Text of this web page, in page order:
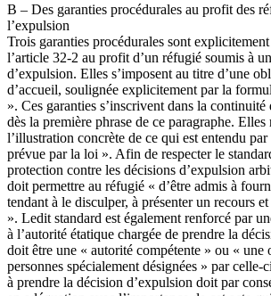
B – Des garanties procédurales au profit des
l’expulsion
Trois garanties procédurales sont
l’article 32-2 au profit d’un réfugié soumis à
d’expulsion. Elles s’imposent au titre d’une
d’accueil, soulignée explicitement par la
». Ces garanties s’inscrivent dans la
dès la première phrase de ce paragraphe. Elles
l’illustration concrète de ce qui est entendu
prévue par la loi ». Afin de respecter le
protection contre les décisions d’expulsion
doit permettre au réfugié « d’être admis à
tendant à le disculper, à présenter un recours
». Ledit standard est également renforcé par
à l’autorité étatique chargée de prendre la
doit être une « autorité compétente » ou « une
personnes spécialement désignées » par celle-
à prendre la décision d’expulsion doit par